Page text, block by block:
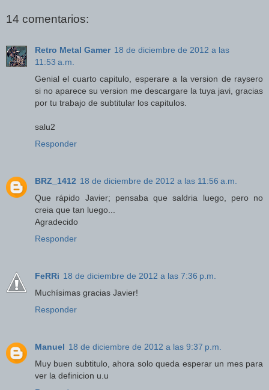
14 comentarios:
Retro Metal Gamer 18 de diciembre de 2012 a las
11:53 a.m.
Genial el cuarto capitulo, esperare a la version de raysero
si no aparece su version me descargare la tuya javi, gracias
por tu trabajo de subtitular los capitulos.
salu2
Responder
BRZ_1412 18 de diciembre de 2012 a las 11:56 a.m.
Que rápido Javier; pensaba que saldria luego, pero no
creia que tan luego...
Agradecido
Responder
FeRRi 18 de diciembre de 2012 a las 7:36 p.m.
Muchísimas gracias Javier!
Responder
Manuel 18 de diciembre de 2012 a las 9:37 p.m.
Muy buen subtitulo, ahora solo queda esperar un mes para
ver la definicion u.u